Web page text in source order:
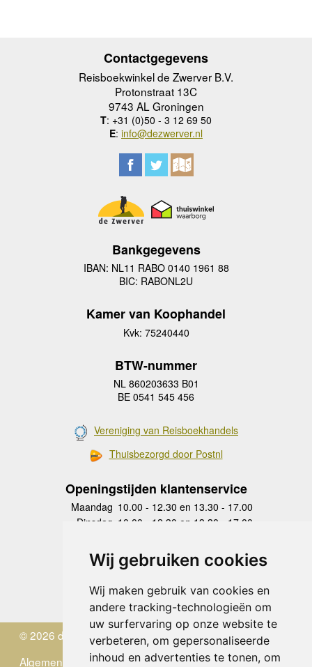
Wij gebruiken cookies
Wij maken gebruik van cookies en
andere tracking-technologieën om
uw surfervaring op onze website te
verbeteren, om gepersonaliseerde
inhoud en advertenties te tonen, om
Contactgegevens
Reisboekwinkel de Zwerver B.V.
Protonstraat 13C
9743 AL Groningen
T: +31 (0)50 - 3 12 69 50
E: info@dezwerver.nl
Bankgegevens
IBAN: NL11 RABO 0140 1961 88
BIC: RABONL2U
Kamer van Koophandel
Kvk: 75240440
BTW-nummer
NL 860203633 B01
BE 0541 545 456
Vereniging van Reisboekhandels
Thuisbezorgd door Postnl
Openingstijden klantenservice
Maandag 10.00 - 12.30 en 13.30 - 17.00
Dinsdag 10.00 - 12.30 en 13.30 - 17.00
Donderdag
10.00 - 12.30 en 13.30 - 17.00
Vrijdag 10.00 - 12.30 en 13.30 - 17.00
Zaterdag
gesloten
Zondag
gesloten
© 2026 de Zwerver
Algemene Voorwaarden